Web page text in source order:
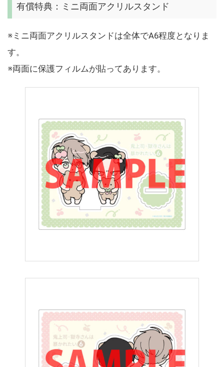
有償特典：ミニ両面アクリルスタンド
※ミニ両面アクリルスタンドは全体でA6程度となりま
す。
※両面に保護フィルムが貼ってあります。